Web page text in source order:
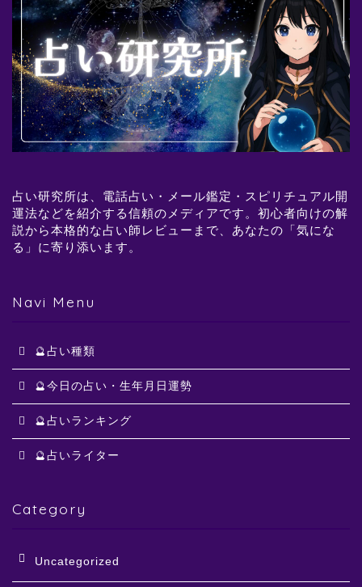
占い研究所は、電話占い・メール鑑定・スピリチュアル開
運法などを紹介する信頼のメディアです。初心者向けの解
説から本格的な占い師レビューまで、あなたの「気にな
る」に寄り添います。
Navi Menu
🔮占い種類
🔮今日の占い・生年月日運勢
🔮占いランキング
🔮占いライター
Category
Uncategorized